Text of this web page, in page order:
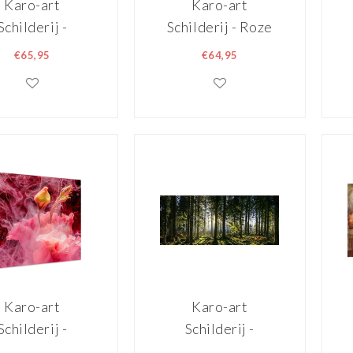
Karo-art
-
,
maten
€65,95
Karo-art
Schilderij - Roze
bloemenvaas
canvas) ,
€64,95
Karo-art
-
Karo-art
Schilderij -